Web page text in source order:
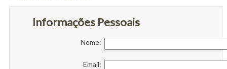
Informações Pessoais
Nome:
Email: